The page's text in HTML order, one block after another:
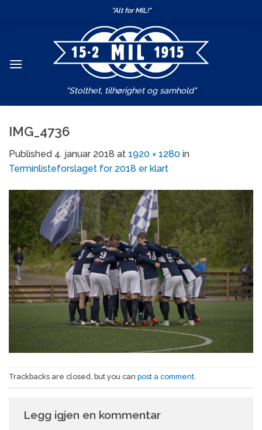
"Alt for MIL!"
"Stolthet, tilhørighet og samhold"
IMG_4736
Published 4. januar 2018 at 1920 × 1280 in
Terminlisteforslaget for 2018 er klart
Trackbacks are closed, but you can post a comment.
Legg igjen en kommentar